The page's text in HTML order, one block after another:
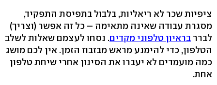
ציפיות שכר לא ריאליות, בלבול בתפיסת התפקיד,
מסגרת עבודה שאינה מתאימה – כל זה אפשר (וצריך)
לברר בראיון טלפוני מקדים. נסחו לעצמם שאלות לשלב
הטלפון, כדי להימנע מראש מבזבוז הזמן. אין לכם מושג
כמה מועמדים לא יעברו את הסינון אחרי שיחת טלפון
אחת.